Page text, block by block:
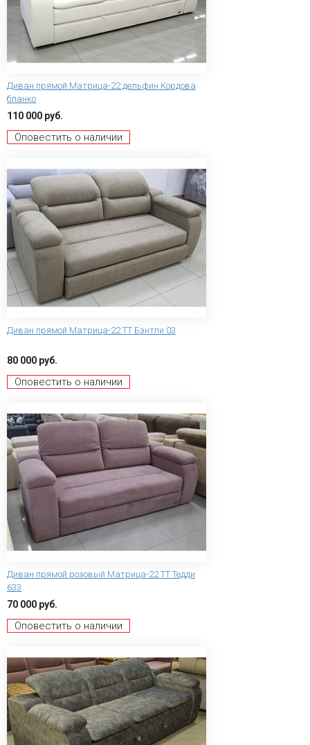
Диван прямой Матрица-22 дельфин Кордова
бланко
110 000 руб.
Оповестить о наличии
Диван прямой Матрица-22 ТТ Бэнтли 03
80 000 руб.
Оповестить о наличии
Диван прямой розовый Матрица-22 ТТ Тедди
633
70 000 руб.
Оповестить о наличии